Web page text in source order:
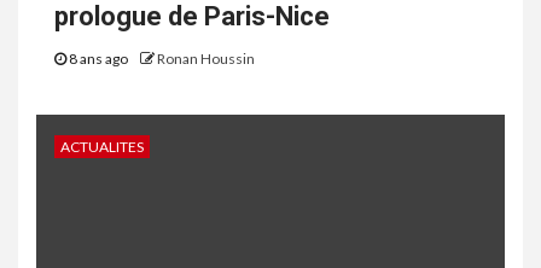
prologue de Paris-Nice
8 ans ago Ronan Houssin
ACTUALITES